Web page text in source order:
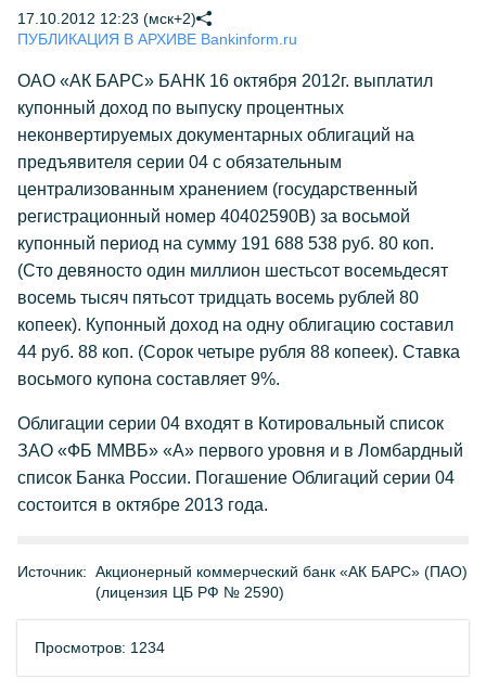
17.10.2012 12:23 (мск+2)
ПУБЛИКАЦИЯ В АРХИВЕ Bankinform.ru
ОАО «АК БАРС» БАНК 16 октября 2012г. выплатил
купонный доход по выпуску процентных
неконвертируемых документарных облигаций на
предъявителя серии 04 с обязательным
централизованным хранением (государственный
регистрационный номер 40402590В) за восьмой
купонный период на сумму 191 688 538 руб. 80 коп.
(Сто девяносто один миллион шестьсот восемьдесят
восемь тысяч пятьсот тридцать восемь рублей 80
копеек). Купонный доход на одну облигацию составил
44 руб. 88 коп. (Сорок четыре рубля 88 копеек). Ставка
восьмого купона составляет 9%.
Облигации серии 04 входят в Котировальный список
ЗАО «ФБ ММВБ» «А» первого уровня и в Ломбардный
список Банка России. Погашение Облигаций серии 04
состоится в октябре 2013 года.
Источник: Акционерный коммерческий банк «АК БАРС» (ПАО)
(лицензия ЦБ РФ № 2590)
Просмотров: 1234